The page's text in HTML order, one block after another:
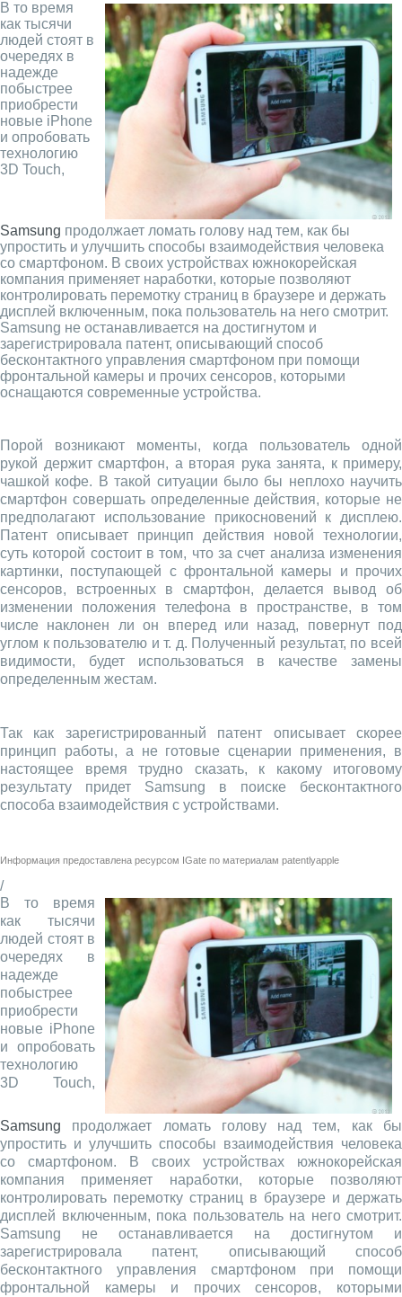
В то время
как тысячи
людей стоят в
очередях в
надежде
побыстрее
приобрести
новые iPhone
и опробовать
технологию
3D Touch,
Samsung продолжает ломать голову над тем, как бы
упростить и улучшить способы взаимодействия человека
со смартфоном. В своих устройствах южнокорейская
компания применяет наработки, которые позволяют
контролировать перемотку страниц в браузере и держать
дисплей включенным, пока пользователь на него смотрит.
Samsung не останавливается на достигнутом и
зарегистрировала патент, описывающий способ
бесконтактного управления смартфоном при помощи
фронтальной камеры и прочих сенсоров, которыми
оснащаются современные устройства.
Порой возникают моменты, когда пользователь одной
рукой держит смартфон, а вторая рука занята, к примеру,
чашкой кофе. В такой ситуации было бы неплохо научить
смартфон совершать определенные действия, которые не
предполагают использование прикосновений к дисплею.
Патент описывает принцип действия новой технологии,
суть которой состоит в том, что за счет анализа изменения
картинки, поступающей с фронтальной камеры и прочих
сенсоров, встроенных в смартфон, делается вывод об
изменении положения телефона в пространстве, в том
числе наклонен ли он вперед или назад, повернут под
углом к пользователю и т. д. Полученный результат, по всей
видимости, будет использоваться в качестве замены
определенным жестам.
Так как зарегистрированный патент описывает скорее
принцип работы, а не готовые сценарии применения, в
настоящее время трудно сказать, к какому итоговому
результату придет Samsung в поиске бесконтактного
способа взаимодействия с устройствами.
Информация предоставлена ресурсом IGate по материалам patentlyapple
/
В то время
как тысячи
людей стоят в
очередях в
надежде
побыстрее
приобрести
новые iPhone
и опробовать
технологию
3D Touch,
Samsung продолжает ломать голову над тем, как бы
упростить и улучшить способы взаимодействия человека
со смартфоном. В своих устройствах южнокорейская
компания применяет наработки, которые позволяют
контролировать перемотку страниц в браузере и держать
дисплей включенным, пока пользователь на него смотрит.
Samsung не останавливается на достигнутом и
зарегистрировала патент, описывающий способ
бесконтактного управления смартфоном при помощи
фронтальной камеры и прочих сенсоров, которыми